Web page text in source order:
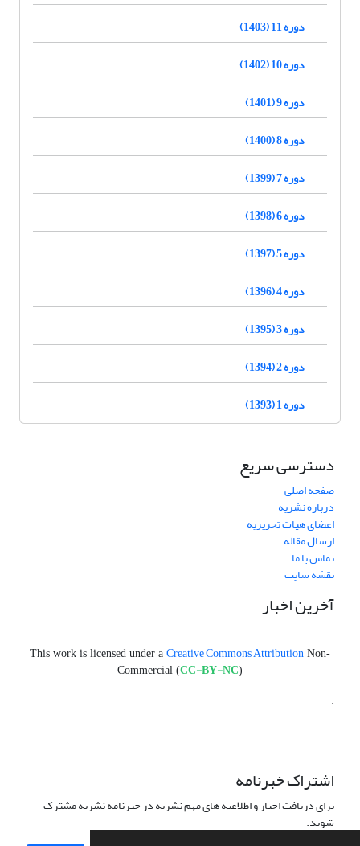
دوره 11 (1403)
دوره 10 (1402)
دوره 9 (1401)
دوره 8 (1400)
دوره 7 (1399)
دوره 6 (1398)
دوره 5 (1397)
دوره 4 (1396)
دوره 3 (1395)
دوره 2 (1394)
دوره 1 (1393)
دسترسی سریع
صفحه اصلی
درباره نشریه
اعضای هیات تحریریه
ارسال مقاله
تماس با ما
نقشه سایت
آخرین اخبار
This work is licensed under a Creative Commons Attribution Non-
Commercial (CC-BY-NC)
.
اشتراک خبرنامه
برای دریافت اخبار و اطلاعیه های مهم نشریه در خبرنامه نشریه مشترک
شوید.